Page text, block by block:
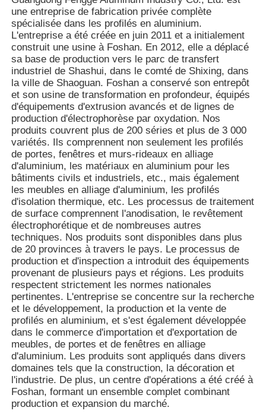
Visite de l'usine
Contrôle de qualité
Contactez-nous
Nouvelles
Demandez un devis
Profils en aluminium d'extrusion
Profiles de cuisine en aluminium
Profils de fenêtre en aluminium
Profiles de porte en aluminium
Extrusion industrielle de l'aluminium
Accessoires pour profilés en aluminium
Avantages
grâce à des pièces de connexion, et il est
également très pratique de les modifier ou de les
démonter plus tard.
3. La surface des profilés en aluminium est
généralement traitée par oxydation, ce qui les
rend antirouille et durables. En même temps, la
texture métallique est soignée et belle, ce qui les
rend adaptés à des scénarios tels que les
équipements automatisés et les établis.
4.Le coût d'achat en gros des profilés en
aluminium produits de manière standardisée est
faible et le coût de la maintenance ultérieure et
du remplacement des pièces n'est pas non plus
élevé.
une entreprise de fabrication privée complète
spécialisée dans les profilés en aluminium.
L'entreprise a été créée en juin 2011 et a initialement
construit une usine à Foshan. En 2012, elle a déplacé
sa base de production vers le parc de transfert
industriel de Shashui, dans le comté de Shixing, dans
la ville de Shaoguan. Foshan a conservé son entrepôt
et son usine de transformation en profondeur, équipés
d'équipements d'extrusion avancés et de lignes de
production d'électrophorèse par oxydation. Nos
produits couvrent plus de 200 séries et plus de 3 000
variétés. Ils comprennent non seulement les profilés
de portes, fenêtres et murs-rideaux en alliage
d'aluminium, les matériaux en aluminium pour les
bâtiments civils et industriels, etc., mais également
les meubles en alliage d'aluminium, les profilés
d'isolation thermique, etc. Les processus de traitement
de surface comprennent l'anodisation, le revêtement
électrophorétique et de nombreuses autres
techniques. Nos produits sont disponibles dans plus
de 20 provinces à travers le pays. Le processus de
production et d'inspection a introduit des équipements
provenant de plusieurs pays et régions. Les produits
respectent strictement les normes nationales
pertinentes. L'entreprise se concentre sur la recherche
et le développement, la production et la vente de
profilés en aluminium, et s'est également développée
dans le commerce d'importation et d'exportation de
meubles, de portes et de fenêtres en alliage
d'aluminium. Les produits sont appliqués dans divers
domaines tels que la construction, la décoration et
l'industrie. De plus, un centre d'opérations a été créé à
Foshan, formant un ensemble complet combinant
production et expansion du marché.